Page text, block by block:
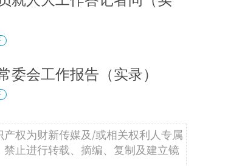
委会工作报告（实录）
权为财新传媒及/或相关权利人专属
止进行转载、摘编、复制及建立镜